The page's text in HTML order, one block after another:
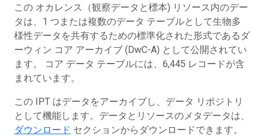
この オカレンス（観察データと標本) リソース内のデー
タは、1 つまたは複数のデータ テーブルとして生物多
様性データを共有するための標準化された形式であるダ
ーウィン コア アーカイブ (DwC-A) として公開されてい
ます。 コア データ テーブルには、6,445 レコードが含
まれています。
この IPT はデータをアーカイブし、データ リポジトリ
として機能します。データとリソースのメタデータは、
ダウンロード セクションからダウンロードできます。